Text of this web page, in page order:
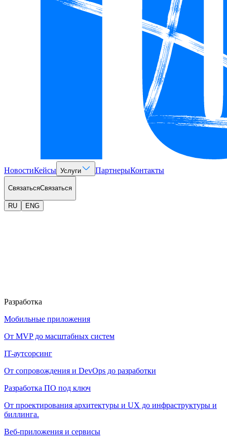
НовостиКейсы Услуги ПартнерыКонтакты
СвязатьсяСвязаться
RU ENG
Разработка
Мобильные приложения
От MVP до масштабных систем
IT-аутсорсинг
От сопровождения и DevOps до разработки
Разработка ПО под ключ
От проектирования архитектуры и UX до инфраструктуры и
биллинга.
Веб-приложения и сервисы